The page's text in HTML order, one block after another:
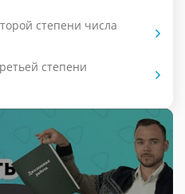
степени числа
степени